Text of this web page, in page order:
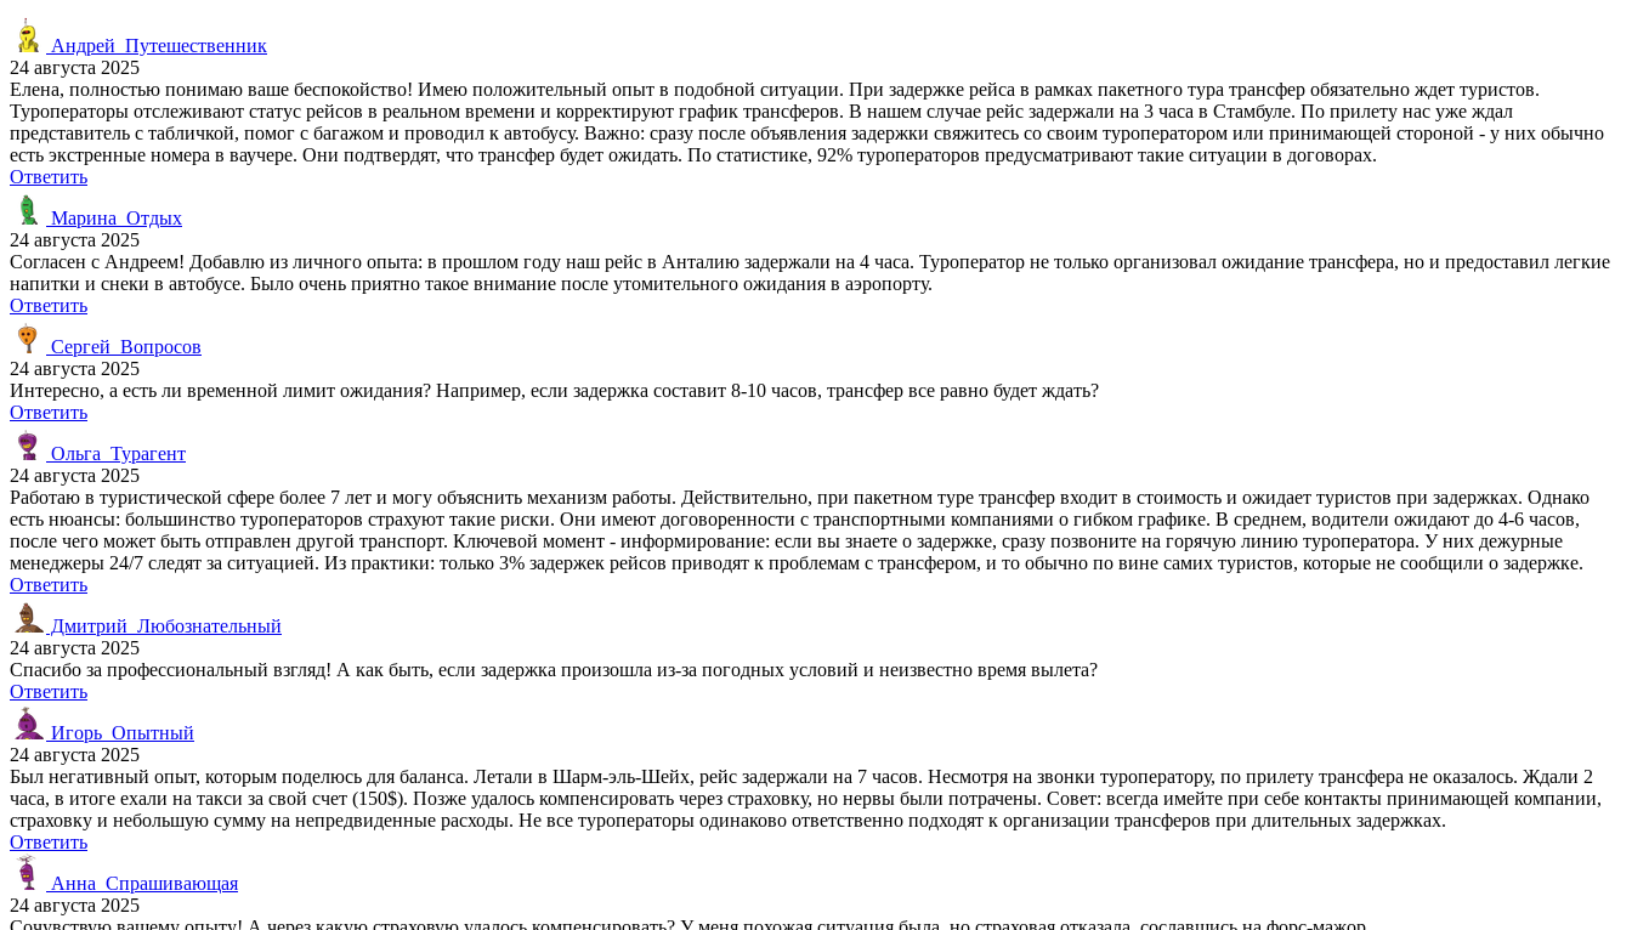
Андрей_Путешественник
24 августа 2025
Елена, полностью понимаю ваше беспокойство! Имею положительный опыт в подобной ситуации. При задержке рейса в рамках пакетного тура трансфер обязательно ждет туристов.
Туроператоры отслеживают статус рейсов в реальном времени и корректируют график трансферов. В нашем случае рейс задержали на 3 часа в Стамбуле. По прилету нас уже ждал
представитель с табличкой, помог с багажом и проводил к автобусу. Важно: сразу после объявления задержки свяжитесь со своим туроператором или принимающей стороной - у них обычно
есть экстренные номера в ваучере. Они подтвердят, что трансфер будет ожидать. По статистике, 92% туроператоров предусматривают такие ситуации в договорах.
Ответить
Марина_Отдых
24 августа 2025
Согласен с Андреем! Добавлю из личного опыта: в прошлом году наш рейс в Анталию задержали на 4 часа. Туроператор не только организовал ожидание трансфера, но и предоставил легкие
напитки и снеки в автобусе. Было очень приятно такое внимание после утомительного ожидания в аэропорту.
Ответить
Сергей_Вопросов
24 августа 2025
Интересно, а есть ли временной лимит ожидания? Например, если задержка составит 8-10 часов, трансфер все равно будет ждать?
Ответить
Ольга_Турагент
24 августа 2025
Работаю в туристической сфере более 7 лет и могу объяснить механизм работы. Действительно, при пакетном туре трансфер входит в стоимость и ожидает туристов при задержках. Однако
есть нюансы: большинство туроператоров страхуют такие риски. Они имеют договоренности с транспортными компаниями о гибком графике. В среднем, водители ожидают до 4-6 часов,
после чего может быть отправлен другой транспорт. Ключевой момент - информирование: если вы знаете о задержке, сразу позвоните на горячую линию туроператора. У них дежурные
менеджеры 24/7 следят за ситуацией. Из практики: только 3% задержек рейсов приводят к проблемам с трансфером, и то обычно по вине самих туристов, которые не сообщили о задержке.
Ответить
Дмитрий_Любознательный
24 августа 2025
Спасибо за профессиональный взгляд! А как быть, если задержка произошла из-за погодных условий и неизвестно время вылета?
Ответить
Игорь_Опытный
24 августа 2025
Был негативный опыт, которым поделюсь для баланса. Летали в Шарм-эль-Шейх, рейс задержали на 7 часов. Несмотря на звонки туроператору, по прилету трансфера не оказалось. Ждали 2
часа, в итоге ехали на такси за свой счет (150$). Позже удалось компенсировать через страховку, но нервы были потрачены. Совет: всегда имейте при себе контакты принимающей компании,
страховку и небольшую сумму на непредвиденные расходы. Не все туроператоры одинаково ответственно подходят к организации трансферов при длительных задержках.
Ответить
Анна_Спрашивающая
24 августа 2025